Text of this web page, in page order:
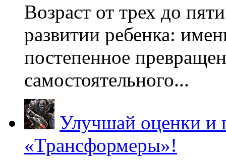
Возраст от трех до
развитии ребенка:
постепенное
самостоятельного...
Улучшай оценки и
«Трансформеры»!